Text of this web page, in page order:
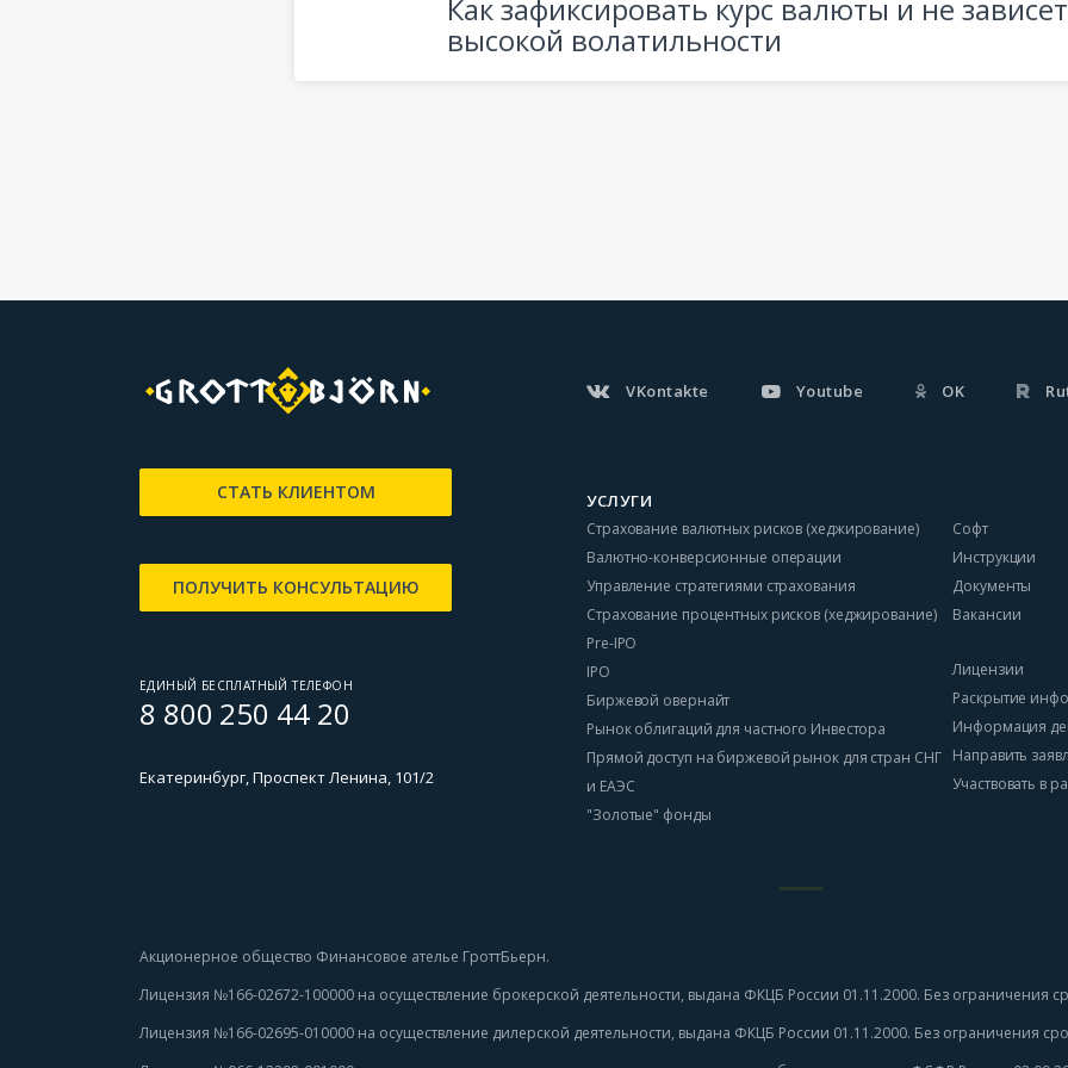
Как зафиксировать курс валюты и не
высокой волатильности
СТАТЬ КЛИЕНТОМ
ПОЛУЧИТЬ КОНСУЛЬТАЦИЮ
ЕДИНЫЙ БЕСПЛАТНЫЙ ТЕЛЕФОН
8 800 250 44 20
Екатеринбург, Проспект Ленина, 101/2
VKontakte Youtube OK
УСЛУГИ
Страхование валютных рисков (хеджирование)
Валютно-конверсионные операции
Управление стратегиями страхования
Страхование процентных рисков (хеджирование)
Pre-IPO
IPO
Биржевой овернайт
Рынок облигаций для частного Инвестора
Прямой доступ на биржевой рынок для стран СНГ
и ЕАЭС
"Золотые" фонды
Софт
Инструкции
Документы
Вакансии
Лицензии
Раскрытие
Информация
Направить
Участвовать в
Акционерное общество Финансовое ателье ГроттБьерн.
Лицензия №166-02672-100000 на осуществление брокерской деятельности, выдана ФКЦБ России 01.11.2000. Без ограничения
Лицензия №166-02695-010000 на осуществление дилерской деятельности, выдана ФКЦБ России 01.11.2000. Без ограничения